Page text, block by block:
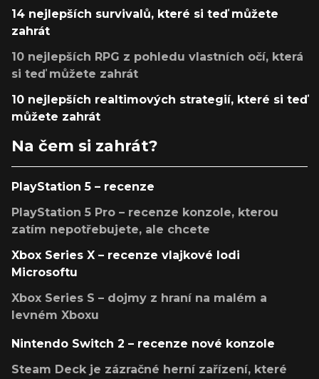
14 nejlepších survivalů, které si teď můžete
zahrát
10 nejlepších RPG z pohledu vlastních očí, která
si teď můžete zahrát
10 nejlepších realtimových strategií, které si teď
můžete zahrát
Na čem si zahrát?
PlayStation 5 – recenze
PlayStation 5 Pro – recenze konzole, kterou
zatím nepotřebujete, ale chcete
Xbox Series X – recenze vlajkové lodi
Microsoftu
Xbox Series S – dojmy z hraní na malém a
levném Xboxu
Nintendo Switch 2 – recenze nové konzole
Steam Deck je zázračné herní zařízení, které